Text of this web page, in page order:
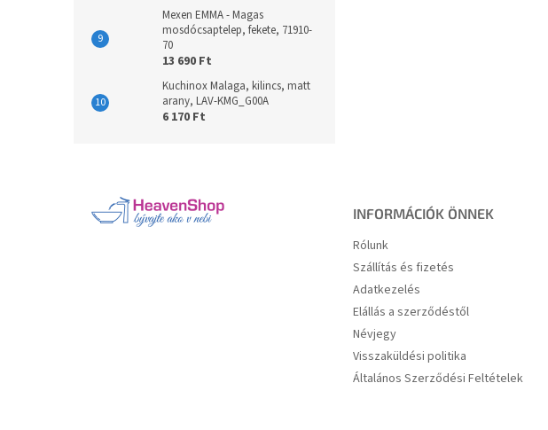
Mexen EMMA - Magas
mosdócsaptelep, fekete, 71910-
70
13 690 Ft
Kuchinox Malaga, kilincs, matt
arany, LAV-KMG_G00A
6 170 Ft
INFORMÁCIÓK ÖNNEK
Rólunk
Szállítás és fizetés
Adatkezelés
Elállás a szerződéstől
Névjegy
Visszaküldési politika
Általános Szerződési Feltételek